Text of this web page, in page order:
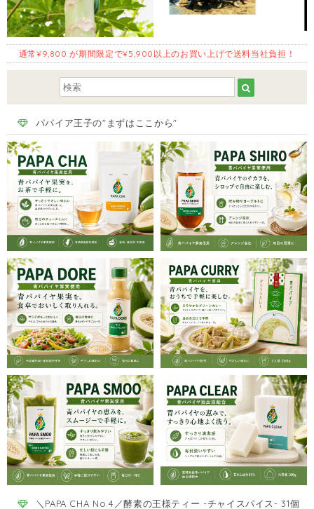
通常¥9,800 が期間限定で¥5,900以上のお買い上げで送料当社負担！
パパイア王子の"まずはここから"
＼PAPA CHA No.4／酵素の王様ティー -チャイスパイス- 31個